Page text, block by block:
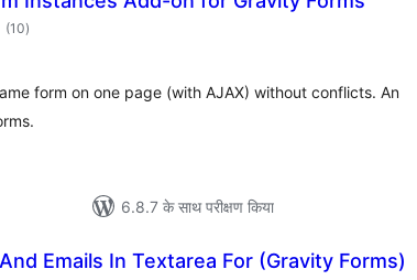
(10कुल
दर)
form on one page (with AJAX) without conflicts. An
6.8.7 के साथ परीक्षण किया
Emails In Textarea For (Gravity Forms)